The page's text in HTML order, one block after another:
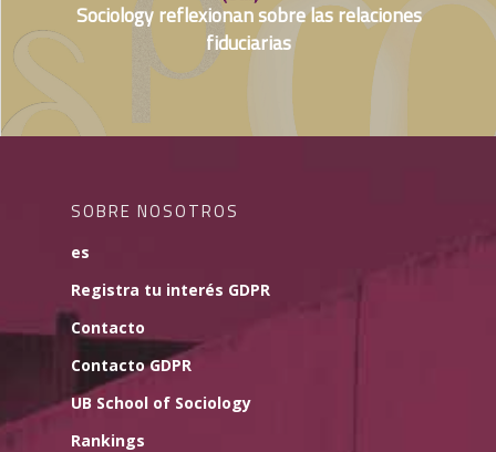
Sociology reflexionan sobre las relaciones
fiduciarias
SOBRE NOSOTROS
es
Registra tu interés GDPR
Contacto
Contacto GDPR
UB School of Sociology
Rankings